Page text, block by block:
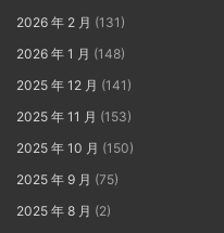
2026 年 2 月 (131)
2026 年 1 月 (148)
2025 年 12 月 (141)
2025 年 11 月 (153)
2025 年 10 月 (150)
2025 年 9 月 (75)
2025 年 8 月 (2)